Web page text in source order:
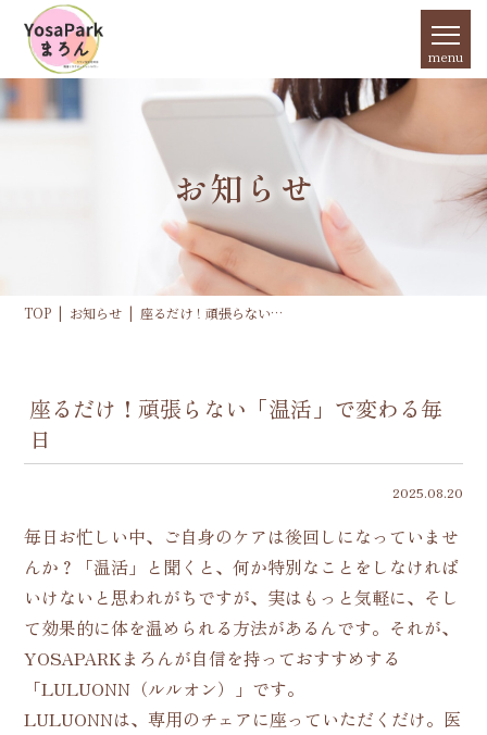
menu
お知らせ
TOP お知らせ
座るだけ！頑張らない
座るだけ！頑張らない「温活」で変わる毎
日
2025.08.20
毎日お忙しい中、ご自身のケアは後回しになっていませ
んか？「温活」と聞くと、何か特別なことをしなければ
いけないと思われがちですが、実はもっと気軽に、そし
て効果的に体を温められる方法があるんです。それが、
YOSAPARKまろんが自信を持っておすすめする
「LULUONN（ルルオン）」です。
LULUONNは、専用のチェアに座っていただくだけ。医